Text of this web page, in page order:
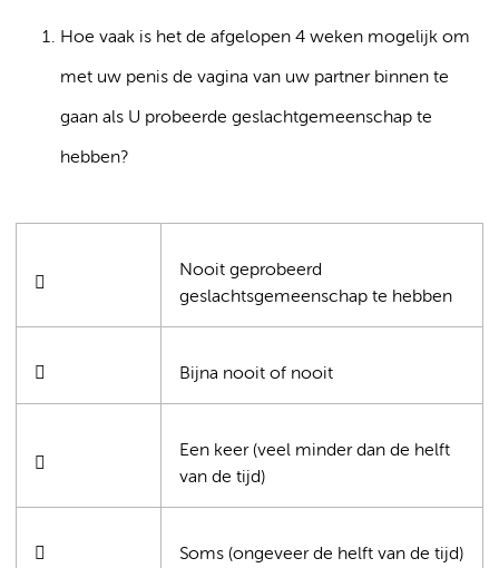
Hoe vaak is het de afgelopen 4 weken mogelijk om
met uw penis de vagina van uw partner binnen te
gaan als U probeerde geslachtgemeenschap te
hebben?

Nooit geprobeerd
geslachtsgemeenschap te hebben
 Bijna nooit of nooit

Een keer (veel minder dan de helft
van de tijd)
 Soms (ongeveer de helft van de tijd)